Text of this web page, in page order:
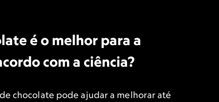
é o melhor para a
com a ciência?
chocolate pode ajudar a melhorar até